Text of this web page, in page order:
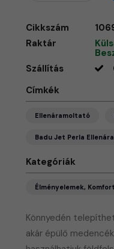
Könnyedén
akár épülő
Cikkszám
Raktár
Szállítás
Címkék
Ellenáramoltató
Badu Jet Perla
Kategóriák
Élményelemek,